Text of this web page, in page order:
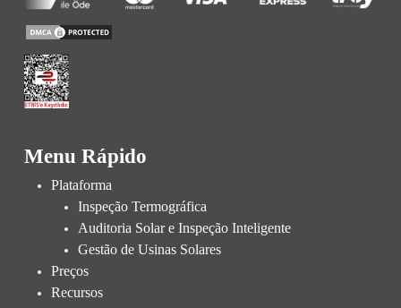
Menu Rápido
Plataforma
Inspeção Termográfica
Auditoria Solar e Inspeção Inteligente
Gestão de Usinas Solares
Preços
Recursos